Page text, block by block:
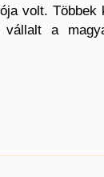
volt.
a